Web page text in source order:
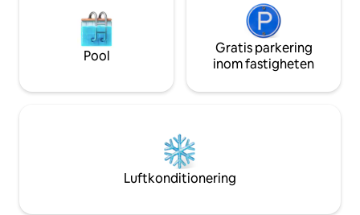
fönster har mörkläggningspersienner
och hela gardiner som kan mörka
rummet för en middagsslummer. Den
nås via en egen ingång uppför ett brett
Suite-termostat gör det möjligt att styra
med queen-säng och en dubbelsäng,
som drar ut en andra dubbelsäng (två
lakan i 100 % bomull. Vardagsrummet har
Pool
Gratis parkering
inom fastigheten
Luftkonditionering